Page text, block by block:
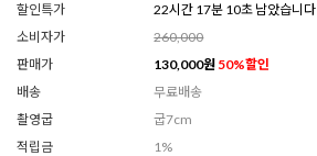
할인특가
22시간 17분 08초 남았습니다
소비자가
260,000
판매가
130,000원 50%할인
배송
무료배송
촬영굽
굽7cm
적립금
1%